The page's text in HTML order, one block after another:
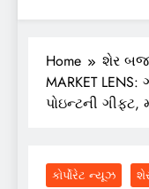
Home
શેર
MARKET
પોઇન્ટની ગીફ્ટ,
કોર્પોરેટ ન્યૂઝ